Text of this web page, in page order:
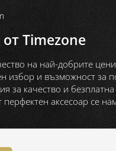
Timezone
на най-добрите
избор и възможност за
за качество и безплатна
аксесоар се